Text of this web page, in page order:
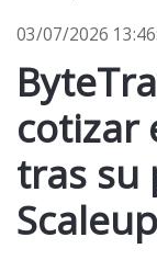
03/07/2026
cotizar
tras su
Scaleup